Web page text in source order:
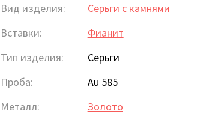
Вид изделия:
Серьги с камнями
Вставки:
Фианит
Тип изделия:
Серьги
Проба:
Au 585
Металл:
Золото